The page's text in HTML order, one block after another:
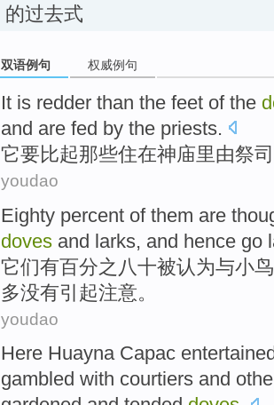
的过去式
双语例句 权威例句
It is redder than the feet of the
and are fed by the priests.
它要比起那些住在神庙里由祭
youdao
Eighty percent of them are
doves and larks, and hence go
它们有百分之八十被认为与小鸟
多没有引起注意。
youdao
Here Huayna Capac
gambled with courtiers and